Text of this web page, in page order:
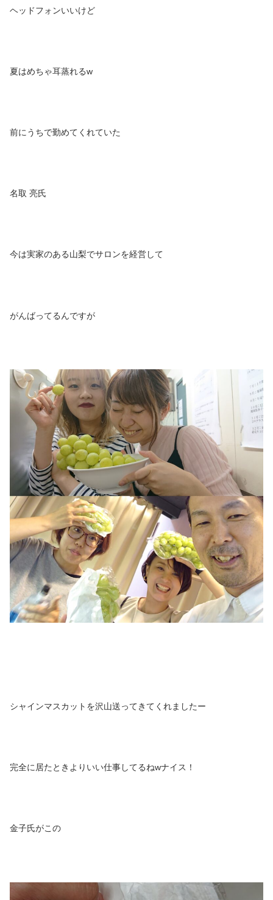
ヘッドフォンいいけど
夏はめちゃ耳蒸れるw
前にうちで勤めてくれていた
名取 亮氏
今は実家のある山梨でサロンを経営して
がんばってるんですが
シャインマスカットを沢山送ってきてくれましたー
完全に居たときよりいい仕事してるねwナイス！
金子氏がこの